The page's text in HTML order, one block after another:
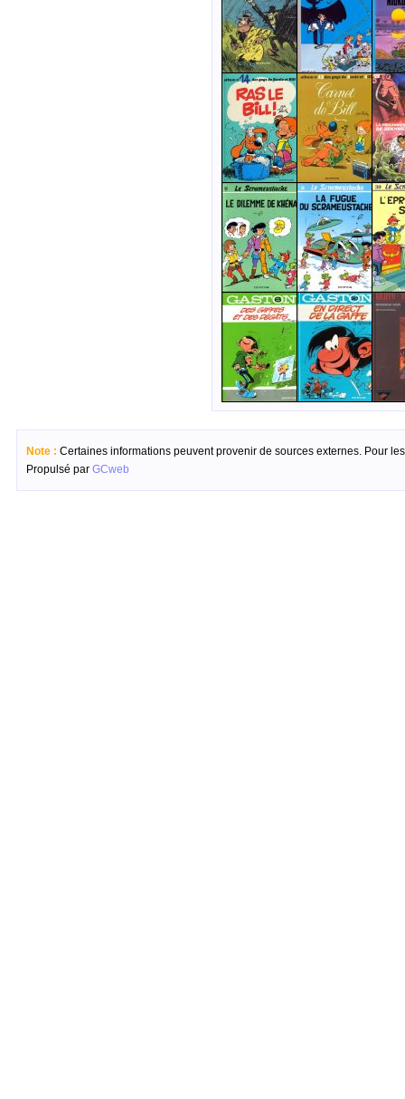
Note : Certaines informations peuvent provenir de sources externes. Pour
Propulsé par GCweb